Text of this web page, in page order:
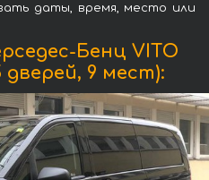
даты, время, место или
Бенц VITO
дверей, 9 мест):